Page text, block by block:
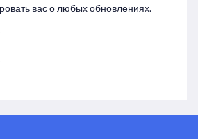
вас о любых обновлениях.